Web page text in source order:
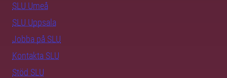
SLU Umeå
SLU Uppsala
Jobba på SLU
Kontakta SLU
Stöd SLU